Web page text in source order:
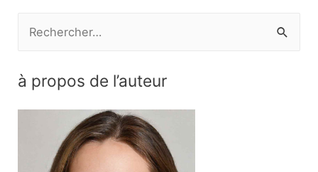
h
à propos de l’auteur